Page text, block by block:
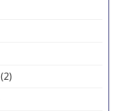
(2)